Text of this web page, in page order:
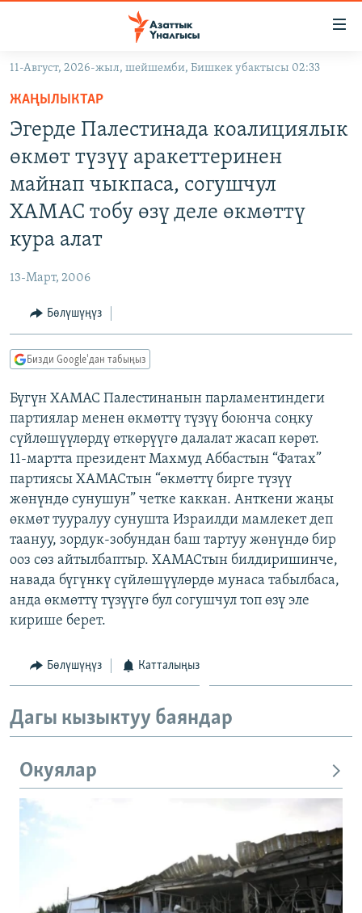
Навигацияга
өтүңүз
Издөөгө
салыңызКЫРГЫЗСТАН
САЯСАТ
ЭКОНОМИКА
ДҮЙНӨ
ДҮЙНӨ
БОРБОР АЗИЯ
УКРАИНА
АТАЙЫН ИЛИКТӨӨ
ТВ ПРОГРАММАЛАР
БИЗ ЖАНА ДҮЙНӨ
ДАНИСТЕ
АЗАТТЫК+
ЫҢГАЙСЫЗ СУРООЛОР
ӨЗГӨЧӨ ПИКИР
Русский
ЭЕ/АРнун бардык сайттары
11-Август, 2026-жыл, шейшемби, Бишкек убактысы 02:33
ЖАҢЫЛЫКТАР
Эгерде Палестинада коалициялык
өкмөт түзүү аракеттеринен
майнап чыкпаса, согушчул
ХАМАС тобу өзү деле өкмөттү
кура алат
13-Март, 2006
Бөлүшүңүз
Бизди Google'дан табыңыз
Бүгүн ХАМАС Палестинанын парламентиндеги
партиялар менен өкмөттү түзүү боюнча соңку
сүйлөшүүлөрдү өткөрүүгө далалат жасап көрөт.
11-мартта президент Махмуд Аббастын “Фатах”
партиясы ХАМАСтын “өкмөттү бирге түзүү
жөнүндө сунушун” четке каккан. Анткени жаңы
өкмөт тууралуу сунушта Израилди мамлекет деп
таануу, зордук-зобундан баш тартуу жөнүндө бир
ооз сөз айтылбаптыр. ХАМАСтын билдиришинче,
навада бүгүнкү сүйлөшүүлөрдө мунаса табылбаса,
анда өкмөттү түзүүгө бул согушчул топ өзү эле
кирише берет.
Бөлүшүңүз Катталыңыз
Дагы кызыктуу баяндар
Окуялар